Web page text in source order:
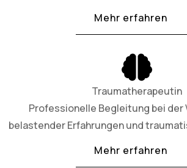
Mehr erfahren
Traumatherapeutin
Professionelle Begleitung bei der
belastender Erfahrungen und
Mehr erfahren